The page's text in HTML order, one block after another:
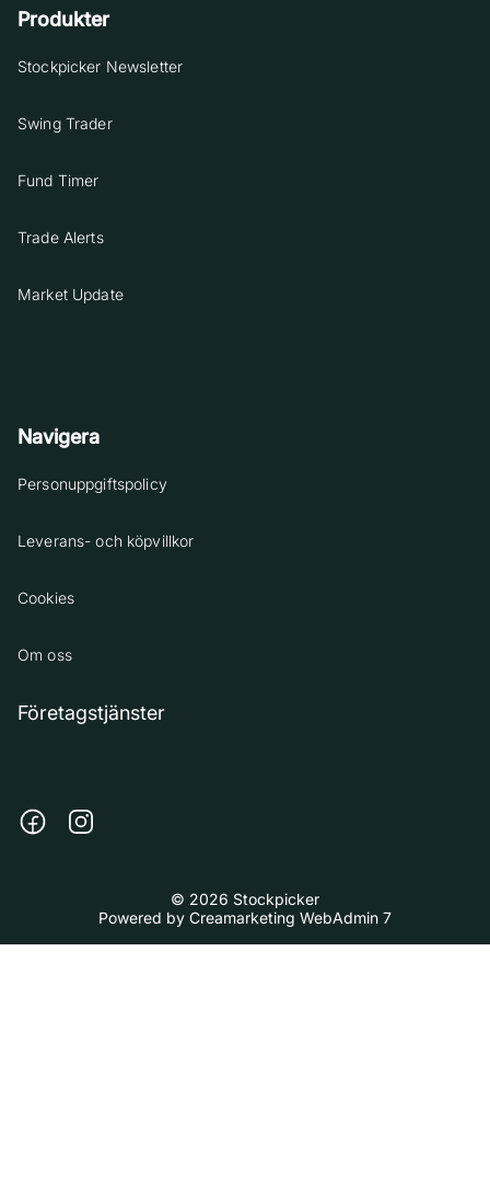
Produkter
Stockpicker Newsletter
Swing Trader
Fund Timer
Trade Alerts
Market Update
Navigera
Personuppgiftspolicy
Leverans- och köpvillkor
Cookies
Om oss
Företagstjänster
© 2026 Stockpicker
Powered by Creamarketing WebAdmin 7